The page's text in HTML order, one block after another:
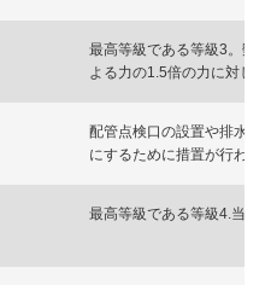
最高等級である等級3。数
よる力の1.5倍の力に対し
配管点検口の設置や排水管
にするために措置が行われ
最高等級である等級4.当社